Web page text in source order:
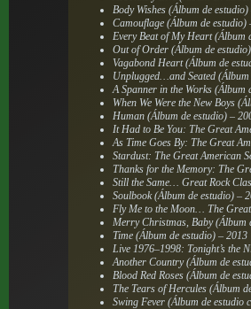
Body Wishes (Álbum de estudio)
Camouflage (Álbum de estudio)
Every Beat of My Heart(Álbum
Out of Order (Álbum de
Vagabond Heart(Álbum de
Unplugged…and Seated
A Spanner in the Works (Álbum
When We Were the New Boys
Human (Álbum de estudio) –
It Had to Be You: The Great
As Time Goes By: The Great
Stardust: The Great American
Thanks for the Memory: The
Still the Same… Great Rock
Soulbook(Álbum de estudio) –
Fly Me to the Moon… The
Merry Christmas, Baby(Álbum
Time (Álbum de estudio) – 2013
Live 1976–1998: Tonight’s the
Another Country(Álbum de
Blood Red Roses (Álbum de
The Tears of Hercules (Álbum
Swing Fever (Álbum de estudio